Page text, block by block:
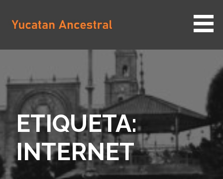
contenido
YUCATAN ANCESTRAL
ETIQUETA:
INTERNET